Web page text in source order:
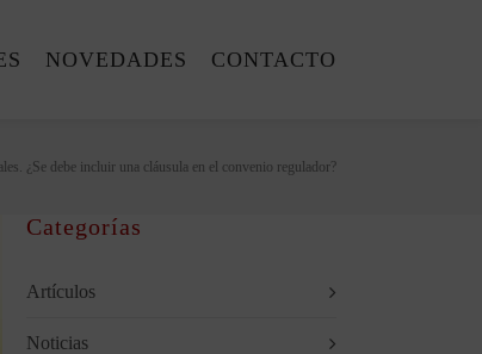
NOVEDADES CONTACTO
¿Se debe incluir una cláusula en el convenio regulador?
Categorías
Artículos
Noticias